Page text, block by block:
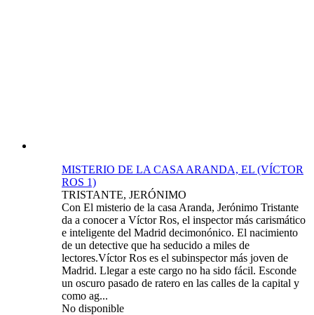
MISTERIO DE LA CASA ARANDA, EL (VÍCTOR
ROS 1)
TRISTANTE, JERÓNIMO
Con El misterio de la casa Aranda, Jerónimo Tristante
da a conocer a Víctor Ros, el inspector más carismático
e inteligente del Madrid decimonónico. El nacimiento
de un detective que ha seducido a miles de
lectores.Víctor Ros es el subinspector más joven de
Madrid. Llegar a este cargo no ha sido fácil. Esconde
un oscuro pasado de ratero en las calles de la capital y
como ag...
No disponible